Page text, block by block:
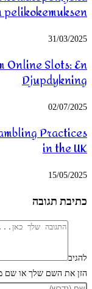
31/03/2025
Online Slots: En
Djupdykning
02/07/2025
Practices
in the UK
15/05/2025
כתיבת תגובה
להגיב
הזן את השם שלך או שם